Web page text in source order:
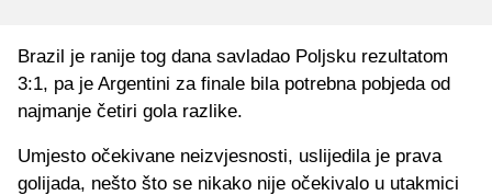
Brazil je ranije tog dana savladao Poljsku rezultatom
3:1, pa je Argentini za finale bila potrebna pobjeda od
najmanje četiri gola razlike.
Umjesto očekivane neizvjesnosti, uslijedila je prava
golijada, nešto što se nikako nije očekivalo u utakmici